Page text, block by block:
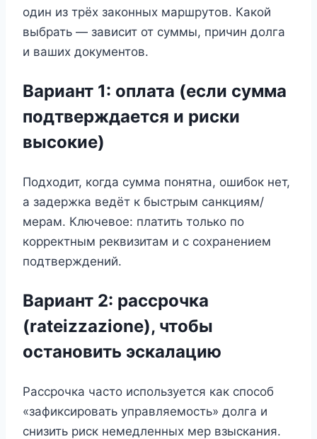
один из трёх законных маршрутов. Какой
выбрать — зависит от суммы, причин долга
и ваших документов.
Вариант 1: оплата (если сумма
подтверждается и риски
высокие)
Подходит, когда сумма понятна, ошибок нет,
а задержка ведёт к быстрым санкциям/
мерам. Ключевое: платить только по
корректным реквизитам и с сохранением
подтверждений.
Вариант 2: рассрочка
(rateizzazione), чтобы
остановить эскалацию
Рассрочка часто используется как способ
«зафиксировать управляемость» долга и
снизить риск немедленных мер взыскания.